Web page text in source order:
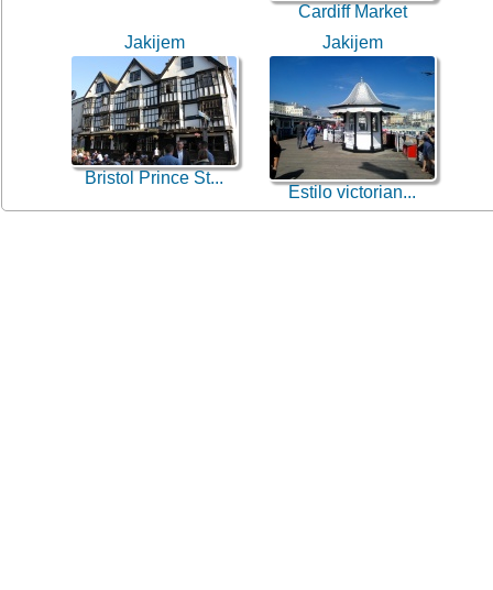
Cardiff Market
Jakijem
Bristol Prince St...
Jakijem
Estilo victorian...